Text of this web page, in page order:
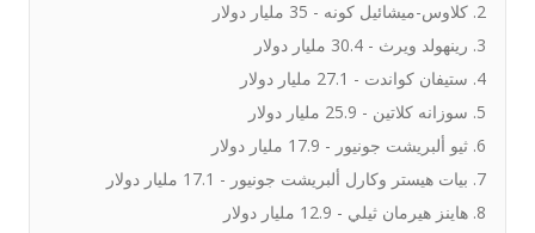
2. كلاوس-ميشائيل كونه - 35 مليار دولار
3. رينهولد ويرث - 30.4 مليار دولار
4. ستيفان كواندت - 27.1 مليار دولار
5. سوزانه كلاتين - 25.9 مليار دولار
6. ثيو ألبريشت جونيور - 17.9 مليار دولار
7. بيات هيستر وكارل ألبريشت جونيور - 17.1 مليار دولار
8. هاينز هيرمان ثيلي - 12.9 مليار دولار